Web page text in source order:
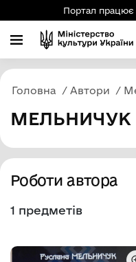
Портал
Головна Автори
МЕЛЬНИЧУК
Роботи автора
1 предметів